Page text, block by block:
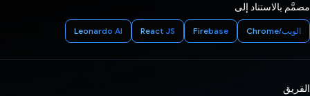
مصمَّم بالاستناد إلى
الويب/Chrome Firebase
React JS
Leonardo AI
الفريق